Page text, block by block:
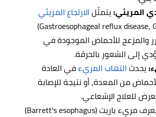
المريئي:يتمثّلالارتجاع المريئي
(Gastroesophageal reflux disease, GERD)
والمزعج للأحماض الموجودة في
إلى الشعور بالحرقة.
يحدثالتهاب المريءفي العادة
من المعدة، أو نتيجة للإصابة
للعلاج الإشعاعي.
يعرف مريء باريت (Barrett's esophagus)